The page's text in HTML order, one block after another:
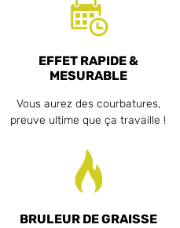
EFFET RAPIDE &
MESURABLE
Vous aurez des courbatures,
preuve ultime que ça travaille !
BRULEUR DE GRAISSE